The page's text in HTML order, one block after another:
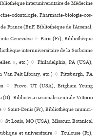
inte­ru­ni­ver­si­taire de Médecine
odon­to­lo­gie, Pharmacie-bio­lo­gie-cos­
France (BnF, Bibliothèque de l’Arsenal,
Geneviève ♢ Paris (Fr), Bibliothèque
inte­ru­ni­ver­si­taire de la Sorbonne
», etc.) ♢ Philadelphia, PA (USA),
Van Pelt Library, etc.) ♢ Pittsburgh, PA
♢ Provo, UT (USA), Brigham Young
Biblioteca nazio­nale cen­trale Vittorio
♢ Saint-Denis (Fr), Bibliothèque muni­ci­
St Louis, MO (USA), Missouri Botanical
et uni­ver­si­taire ♢ Toulouse (Fr),